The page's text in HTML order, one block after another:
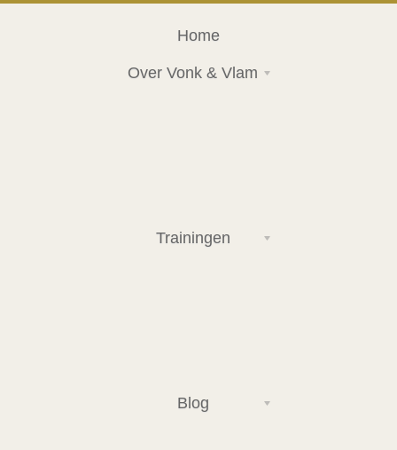
Home
Over Vonk & Vlam
Trainingen
Blog